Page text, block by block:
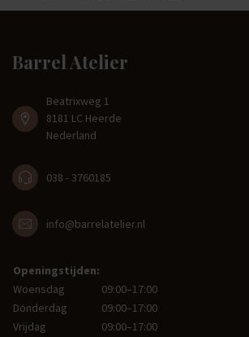
Barrel Atelier
Beatrixweg 1
8181 LC Heerde
Nederland
038 - 3760185
info@barrelatelier.nl
Openingstijden:
Woensdag
09:00–17:00
Donderdag
09:00–17:00
Vrijdag
09:00–17:00